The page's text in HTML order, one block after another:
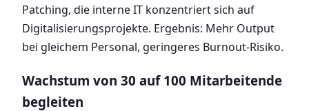
Patching, die interne IT konzentriert sich auf
Digitalisierungsprojekte. Ergebnis: Mehr Output
bei gleichem Personal, geringeres Burnout-Risiko.
Wachstum von 30 auf 100 Mitarbeitende
begleiten